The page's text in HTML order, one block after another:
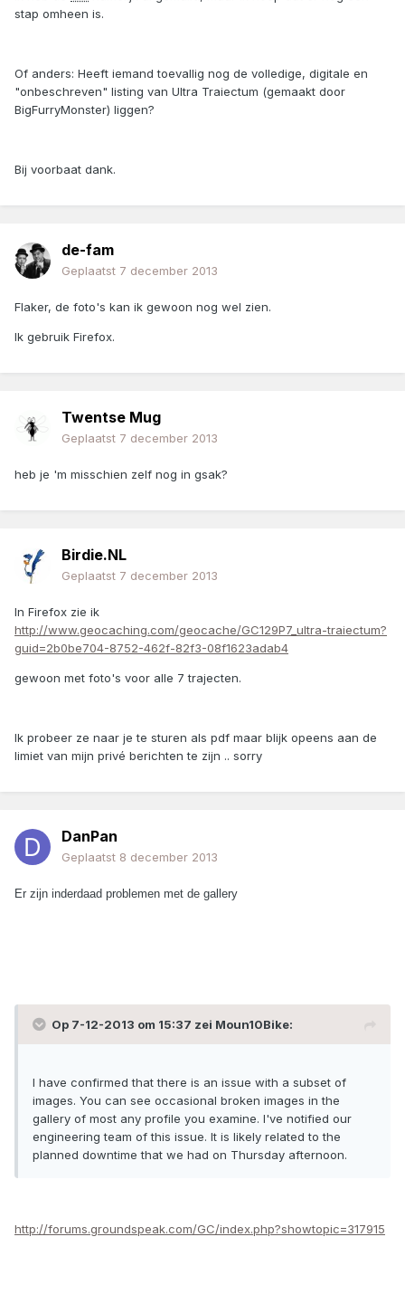
stap omheen is.
Of anders: Heeft iemand toevallig nog de volledige, digitale en
"onbeschreven" listing van Ultra Traiectum (gemaakt door
BigFurryMonster) liggen?
Bij voorbaat dank.
de-fam
Geplaatst 7 december 2013
Flaker, de foto's kan ik gewoon nog wel zien.
Ik gebruik Firefox.
Twentse Mug
Geplaatst 7 december 2013
heb je 'm misschien zelf nog in gsak?
Birdie.NL
Geplaatst 7 december 2013
In Firefox zie ik
http://www.geocaching.com/geocache/GC129P7_ultra-traiectum?
guid=2b0be704-8752-462f-82f3-08f1623adab4
gewoon met foto's voor alle 7 trajecten.
Ik probeer ze naar je te sturen als pdf maar blijk opeens aan de
limiet van mijn privé berichten te zijn .. sorry
DanPan
Geplaatst 8 december 2013
Er zijn inderdaad problemen met de gallery
Op 7-12-2013 om 15:37 zei Moun10Bike:
I have confirmed that there is an issue with a subset of
images. You can see occasional broken images in the
gallery of most any profile you examine. I've notified our
engineering team of this issue. It is likely related to the
planned downtime that we had on Thursday afternoon.
http://forums.groundspeak.com/GC/index.php?showtopic=317915